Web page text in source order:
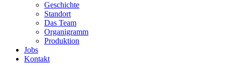
Geschichte
Standort
Das Team
Organigramm
Produktion
Jobs
Kontakt